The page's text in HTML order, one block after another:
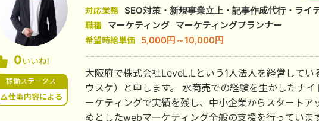
しています。これは、選考プロセスに潜む無意識のバ
ミスによる「優秀な人材のロス」を物理的にゼロにし
Have」から「Must Have」へと変革する挑戦です。 個人としては、屋号「ベ
長の右腕）」を展開しています。 「やりたいことはあ
とし込めない」という経営者の孤独な決意を、事業
ケティング戦略立案・営業戦略立案）、緻密なKPI設
採用計画へと着地させます。実行部隊も様々な動きに
0いいね!
稼働ステータス
△仕事内容による
対応業務 SEO対策・新規事業立上・記事作成代行・ライ
職種 マーケティング マーケティングプランナー
希望時給単価 5,000円～10,000円
大阪府で株式会社LeveL.Lという1人法人を経営してい
ウスケ）と申します。 水商売での経験を生かしたナイトワーク関連でのwebマ
ーケティングで実績を残し、中小企業からスタートア
めとしたwebマーケティング全般の支援を行っています。 ホスト・ガール